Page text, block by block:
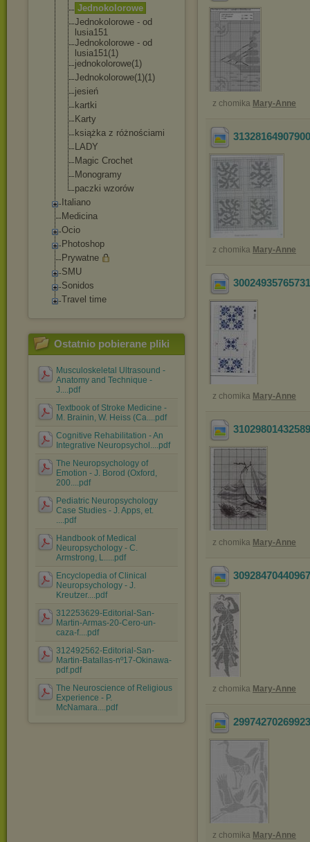
Jednokolorowe
Jednokolorowe - od
lusia151
Jednokolorowe - od
lusia151(1)
jednokolorowe(1)
Jednokolorowe(1)(1)
jesień
kartki
Karty
książka z różnościami
LADY
Magic Crochet
Monogramy
paczki wzorów
Italiano
Medicina
Ocio
Photoshop
Prywatne
SMU
Sonidos
Travel time
Ostatnio pobierane pliki
Musculoskeletal Ultrasound -
Anatomy and Technique -
J....pdf
Textbook of Stroke Medicine -
M. Brainin, W. Heiss (Ca....pdf
Cognitive Rehabilitation - An
Integrative Neuropsychol....pdf
The Neuropsychology of
Emotion - J. Borod (Oxford,
200....pdf
Pediatric Neuropsychology
Case Studies - J. Apps, et.
....pdf
Handbook of Medical
Neuropsychology - C.
Armstrong, L.....pdf
Encyclopedia of Clinical
Neuropsychology - J.
Kreutzer....pdf
312253629-Editorial-San-
Martin-Armas-20-Cero-un-
caza-f....pdf
312492562-Editorial-San-
Martin-Batallas-nº17-Okinawa-
pdf.pdf
The Neuroscience of Religious
Experience - P.
McNamara....pdf
z chomika Mary-Anne
z chomika Mary-Anne
z chomika Mary-Anne
z chomika Mary-Anne
z chomika Mary-Anne
z chomika Mary-Anne